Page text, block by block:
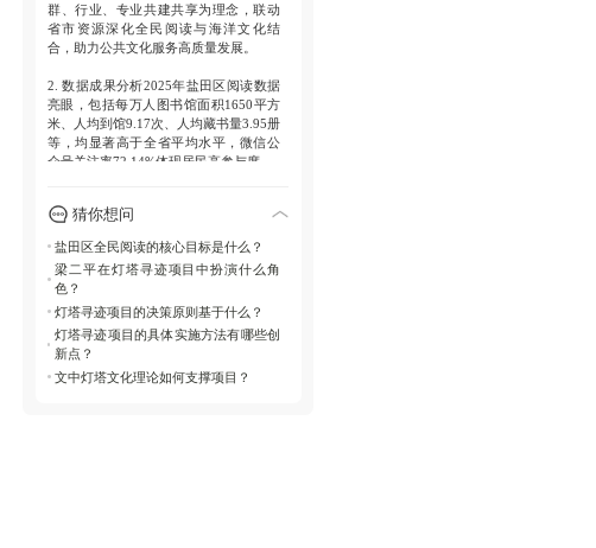
群、行业、专业共建共享为理念，联动
省市资源深化全民阅读与海洋文化结
合，助力公共文化服务高质量发展。
2.数据成果分析2025年盐田区阅读数据
亮眼，包括每万人图书馆面积1650平方
米、人均到馆9.17次、人均藏书量3.95册
等，均显著高于全省平均水平，微信公
众号关注率72.14%体现居民高参与度。
作为阅读合伙人，岩上攀岩馆推出好书
《2036图书馆》，并启动第五届盐田海
洋图书奖征集，强化文化创新。
4.重点项目实施万里海疆灯塔寻迹项目
正式启动，海洋学者梁二平解读灯塔文
化历史及五大实施路径，旨在打造全国
共享海洋文化IP，推动专业资源普惠
化。
猜你想问
盐田区全民阅读的核心目标是什么？
梁二平在灯塔寻迹项目中扮演什么角
色？
灯塔寻迹项目的决策原则基于什么？
灯塔寻迹项目的具体实施方法有哪些创
新点？
文中灯塔文化理论如何支撑项目？